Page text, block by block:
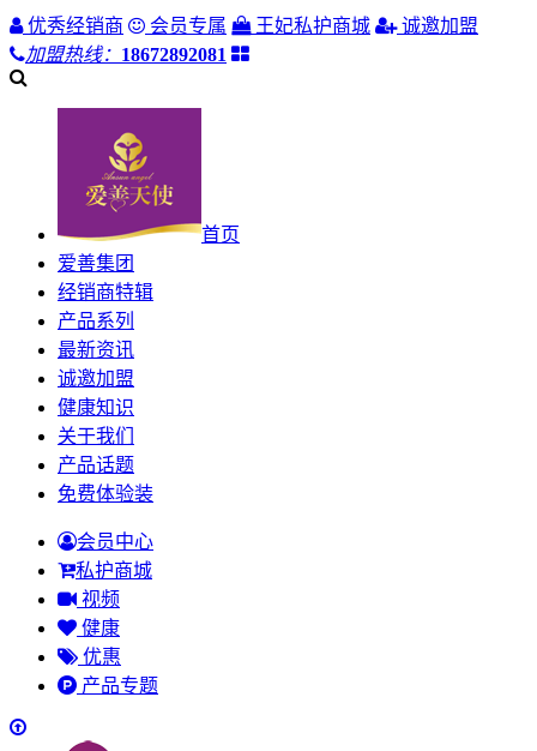
优秀经销商 会员专属 王妃私护商城
诚邀加盟
加盟热线： 18672892081
首页
爱善集团
经销商特辑
产品系列
最新资讯
诚邀加盟
健康知识
关于我们
产品话题
免费体验装
会员中心
私护商城
视频
健康
优惠
产品专题